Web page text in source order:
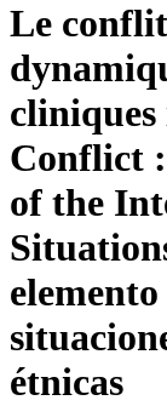
Le
Conflict
of the
étnicas